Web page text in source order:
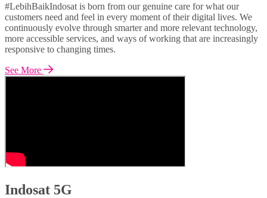
#LebihBaikIndosat is born from our genuine care for what our
customers need and feel in every moment of their digital lives. We
continuously evolve through smarter and more relevant technology,
more accessible services, and ways of working that are increasingly
responsive to changing times.
See More
Indosat 5G